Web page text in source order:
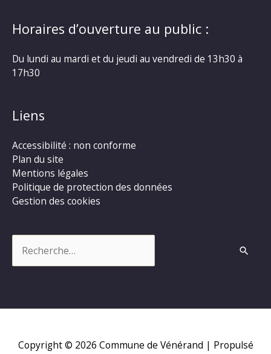
Horaires d’ouverture au public :
Du lundi au mardi et du jeudi au vendredi de 13h30 à
17h30
Liens
Accessibilité : non conforme
Plan du site
Mentions légales
Politique de protection des données
Gestion des cookies
Copyright © 2026 Commune de Vénérand | Propulsé